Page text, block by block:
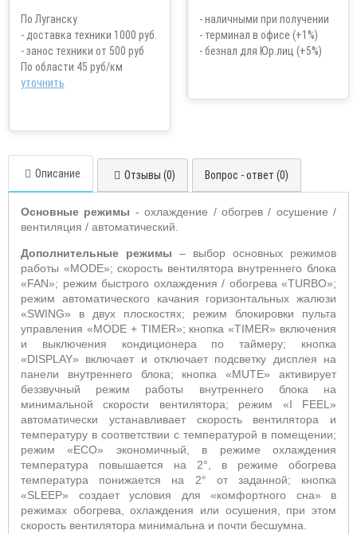
По Луганску
- доставка техники 1000 руб.
- занос техники от 500 руб
По области 45 руб/км
уточнить
- наличными при получении
- терминал в офисе (+1%)
- безнал для Юр.лиц (+5%)
Описание Отзывы (0) Вопрос - ответ (0)
Основные режимы - охлаждение / обогрев / осушение /
вентиляция / автоматический.
Дополнительные режимы – выбор основных режимов
работы «MODE»;скорость вентилятора внутреннего блока
«FAN»; режим быстрого охлаждения / обогрева «TURBO»;
режим автоматического качания горизонтальных жалюзи
«SWING» в двух плоскостях; режим блокировки пульта
управления «MODE+ TIMER»; кнопка «TIMER» включения
и выключения кондиционера по таймеру; кнопка
«DISPLAY» включает и отключает подсветку дисплея на
панели внутреннего блока; кнопка «MUTE» активирует
беззвучный режим работы внутреннего блока на
минимальной скорости вентилятора; режим «I FEEL»
автоматически устанавливает скорость вентилятора и
температуру в соответствии с температурой в помещении;
режим «ECO» экономичный, в режиме охлаждения
температура повышается на 2°, в режиме обогрева
температура понижается на 2° от заданной; кнопка
«SLEEP» создает условия для «комфортного сна» в
режимах обогрева, охлаждения или осушения, при этом
скорость вентилятора минимальна и почти бесшумна.